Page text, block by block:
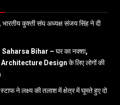
कुश्ती संघ अध्यक्ष संजय सिंह ने दी
Bihar – घर का नक्शा,
Design के लिए लोगों की
ने लक्ष्य की तलाश में क्षेत्र में घूमते हुए दो